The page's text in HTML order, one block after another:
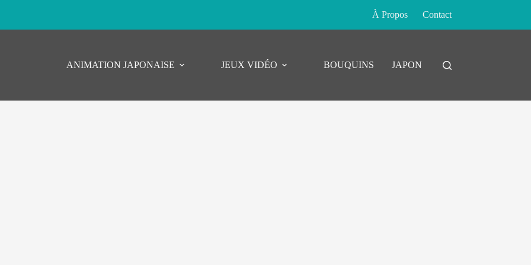
À Propos Contact
ANIMATION JAPONAISE JEUX VIDÉO BOUQUINS JAPON